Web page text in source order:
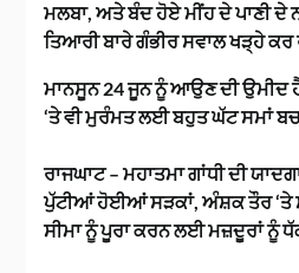
ਮਲਬਾ, ਅਤੇ ਬੰਦ ਹੋਏ ਮੀਂਹ ਦੇ ਪਾਣੀ ਦੇ
ਤਿਆਰੀ ਬਾਰੇ ਗੰਭੀਰ ਸਵਾਲ ਖੜ੍ਹੇ ਕਰ
ਮਾਨਸੂਨ 24 ਜੂਨ ਨੂੰ ਆਉਣ ਦੀ ਉਮੀਦ
‘ਤੇ ਵੀ ਮੁਰੰਮਤ ਲਈ ਬਹੁਤ ਘੱਟ ਸਮਾਂ
ਰਾਜਘਾਟ – ਮਹਾਤਮਾ ਗਾਂਧੀ ਦੀ
ਪੁੱਟੀਆਂ ਹੋਈਆਂ ਸੜਕਾਂ, ਅੰਸ਼ਕ ਤੌਰ ‘ਤੇ
ਸੀਮਾ ਨੂੰ ਪੂਰਾ ਕਰਨ ਲਈ ਮਜ਼ਦੂਰਾਂ ਨੂੰ